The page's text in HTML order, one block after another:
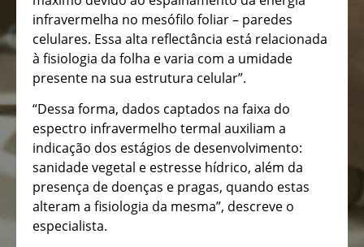
infravermelha no mesófilo foliar – paredes
celulares. Essa alta reflectância está relacionada
à fisiologia da folha e varia com a umidade
presente na sua estrutura celular”.
“Dessa forma, dados captados na faixa do
espectro infravermelho termal auxiliam a
indicação dos estágios de desenvolvimento:
sanidade vegetal e estresse hídrico, além da
presença de doenças e pragas, quando estas
alteram a fisiologia da mesma”, descreve o
especialista.